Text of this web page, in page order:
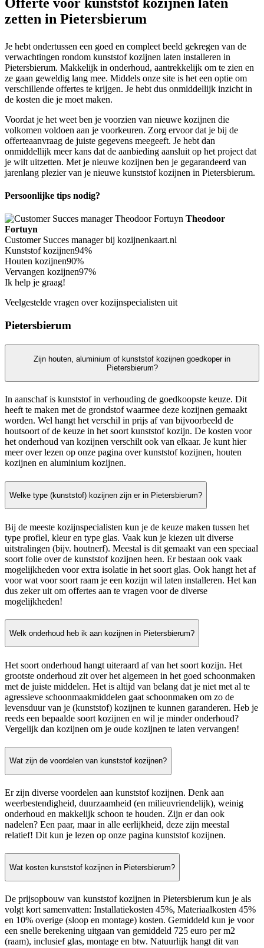
zetten in Pietersbierum
Je hebt ondertussen een goed en compleet beeld gekregen van de
verwachtingen rondom kunststof kozijnen laten installeren in
Pietersbierum. Makkelijk in onderhoud, aantrekkelijk om te zien en
ze gaan geweldig lang mee. Middels onze site is het een optie om
verschillende offertes te krijgen. Je hebt dus onmiddellijk inzicht in
de kosten die je moet maken.
Voordat je het weet ben je voorzien van nieuwe kozijnen die
volkomen voldoen aan je voorkeuren. Zorg ervoor dat je bij de
offerteaanvraag de juiste gegevens meegeeft. Je hebt dan
onmiddellijk meer kans dat de aanbieding aansluit op het project dat
je wilt uitzetten. Met je nieuwe kozijnen ben je gegarandeerd van
jarenlang plezier van je nieuwe kunststof kozijnen in Pietersbierum.
Persoonlijke tips nodig?
Theodoor
Fortuyn
Customer Succes manager bij kozijnenkaart.nl
Kunststof kozijnen94%
Houten kozijnen90%
Vervangen kozijnen97%
Ik help je graag!
Veelgestelde vragen over kozijnspecialisten uit
Pietersbierum
Zijn houten, aluminium of kunststof kozijnen goedkoper in
Pietersbierum?
In aanschaf is kunststof in verhouding de goedkoopste keuze. Dit
heeft te maken met de grondstof waarmee deze kozijnen gemaakt
worden. Wel hangt het verschil in prijs af van bijvoorbeeld de
houtsoort of de keuze in het soort kunststof kozijn. De kosten voor
het onderhoud van kozijnen verschilt ook van elkaar. Je kunt hier
meer over lezen op onze pagina over kunststof kozijnen, houten
kozijnen en aluminium kozijnen.
Welke type (kunststof) kozijnen zijn er in Pietersbierum?
Bij de meeste kozijnspecialisten kun je de keuze maken tussen het
type profiel, kleur en type glas. Vaak kun je kiezen uit diverse
uitstralingen (bijv. houtnerf). Meestal is dit gemaakt van een speciaal
soort folie over de kunststof kozijnen heen. Er bestaan ook vaak
mogelijkheden voor extra isolatie in het soort glas. Ook hangt het af
voor wat voor soort raam je een kozijn wil laten installeren. Het kan
dus zeker uit om offertes aan te vragen voor de diverse
mogelijkheden!
Welk onderhoud heb ik aan kozijnen in Pietersbierum?
Het soort onderhoud hangt uiteraard af van het soort kozijn. Het
grootste onderhoud zit over het algemeen in het goed schoonmaken
met de juiste middelen. Het is altijd van belang dat je niet met al te
agressieve schoonmaakmiddelen gaat schoonmaken om zo de
levensduur van je (kunststof) kozijnen te kunnen garanderen. Heb je
reeds een bepaalde soort kozijnen en wil je minder onderhoud?
Vergelijk dan kozijnen om je oude kozijnen te laten vervangen!
Wat zijn de voordelen van kunststof kozijnen?
Er zijn diverse voordelen aan kunststof kozijnen. Denk aan
weerbestendigheid, duurzaamheid (en milieuvriendelijk), weinig
onderhoud en makkelijk schoon te houden. Zijn er dan ook
nadelen? Een paar, maar in alle eerlijkheid, deze zijn meestal
relatief! Dit kun je lezen op onze pagina kunststof kozijnen.
Wat kosten kunststof kozijnen in Pietersbierum?
De prijsopbouw van kunststof kozijnen in Pietersbierum kun je als
volgt kort samenvatten: Installatiekosten 45%, Materiaalkosten 45%
en 10% overige (sloop en montage) kosten. Gemiddeld kun je voor
een snelle berekening uitgaan van gemiddeld 725 euro per m2
(raam), inclusief glas, montage en btw. Natuurlijk hangt dit van